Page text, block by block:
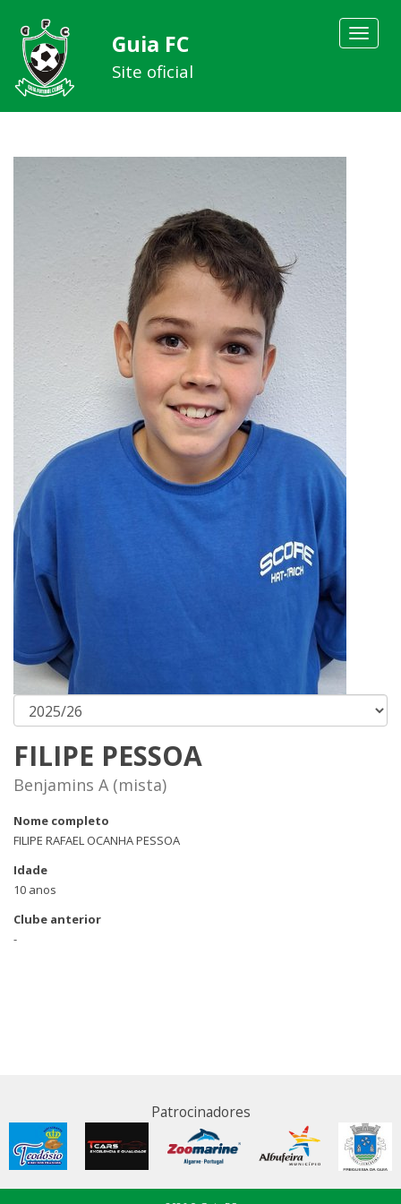
Toggle
Guia FC
Site oficial
FILIPE PESSOA
Benjamins A (mista)
Nome completo
FILIPE RAFAEL OCANHA PESSOA
Idade
10 anos
Clube anterior
-
Patrocinadores